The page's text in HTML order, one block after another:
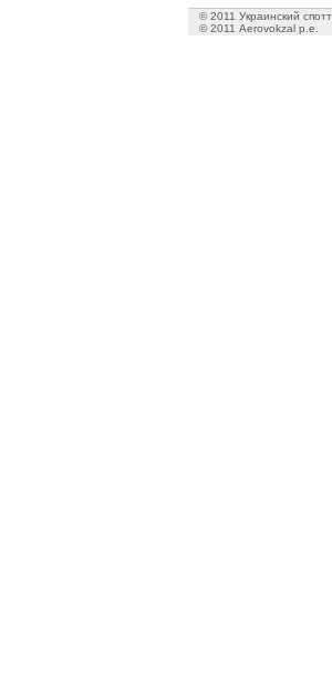
© 2011 Украинский
© 2011 Aerovokzal p.e.